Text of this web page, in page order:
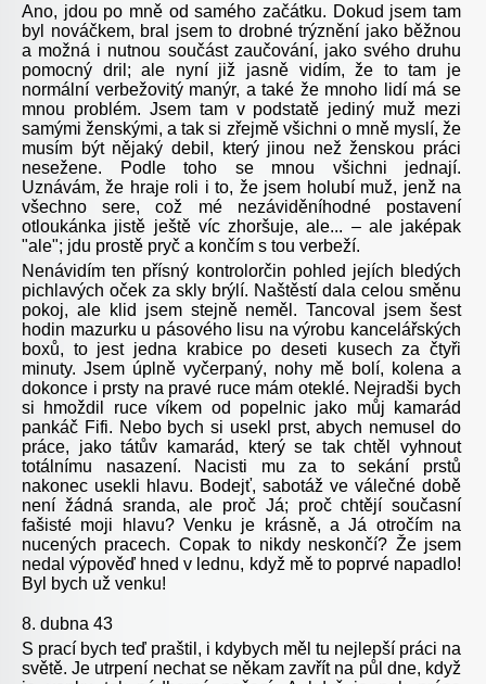
Ano, jdou po mně od samého začátku. Dokud jsem tam
byl nováčkem, bral jsem to drobné trýznění jako běžnou
a možná i nutnou součást zaučování, jako svého druhu
pomocný dril; ale nyní již jasně vidím, že to tam je
normální verbežovitý manýr, a také že mnoho lidí má se
mnou problém. Jsem tam v podstatě jediný muž mezi
samými ženskými, a tak si zřejmě všichni o mně myslí, že
musím být nějaký debil, který jinou než ženskou práci
nesežene. Podle toho se mnou všichni jednají.
Uznávám, že hraje roli i to, že jsem holubí muž, jenž na
všechno sere, což mé nezáviděníhodné postavení
otloukánka jistě ještě víc zhoršuje, ale... – ale jaképak
"ale"; jdu prostě pryč a končím s tou verbeží.
Nenávidím ten přísný kontrolorčin pohled jejích bledých
pichlavých oček za skly brýlí. Naštěstí dala celou směnu
pokoj, ale klid jsem stejně neměl. Tancoval jsem šest
hodin mazurku u pásového lisu na výrobu kancelářských
boxů, to jest jedna krabice po deseti kusech za čtyři
minuty. Jsem úplně vyčerpaný, nohy mě bolí, kolena a
dokonce i prsty na pravé ruce mám oteklé. Nejradši bych
si hmoždil ruce víkem od popelnic jako můj kamarád
pankáč Fifi. Nebo bych si usekl prst, abych nemusel do
práce, jako tátův kamarád, který se tak chtěl vyhnout
totálnímu nasazení. Nacisti mu za to sekání prstů
nakonec usekli hlavu. Bodejť, sabotáž ve válečné době
není žádná sranda, ale proč Já; proč chtějí současní
fašisté moji hlavu? Venku je krásně, a Já otročím na
nucených pracech. Copak to nikdy neskončí? Že jsem
nedal výpověď hned v lednu, když mě to poprvé napadlo!
Byl bych už venku!
8. dubna 43
S prací bych teď praštil, i kdybych měl tu nejlepší práci na
světě. Je utrpení nechat se někam zavřít na půl dne, když